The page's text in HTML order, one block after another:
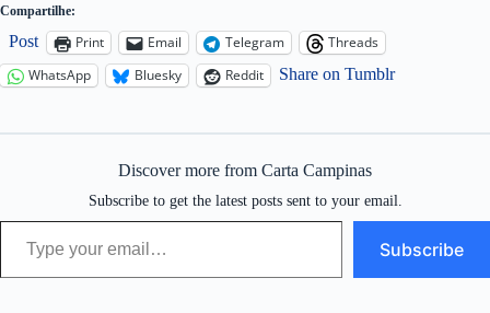
Compartilhe:
Post Print Email Telegram
Threads
WhatsApp
Bluesky Reddit Share on Tumblr
Discover more from Carta Campinas
Subscribe to get the latest posts sent to your email.
Type your email…
Subscribe